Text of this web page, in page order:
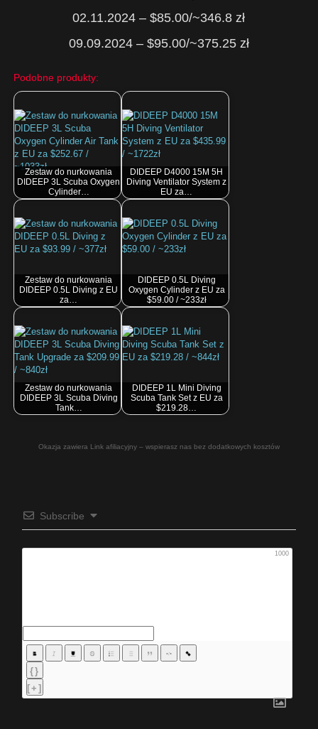
02.11.2024 – $85.00/~346.8 zł
09.09.2024 – $95.00/~375.25 zł
Podobne produkty:
Zestaw do nurkowania
DIDEEP 3L Scuba Oxygen
Cylinder…
DIDEEP D4000 15M 5H
Diving Ventilator System z
EU za…
Zestaw do nurkowania
DIDEEP 0.5L Diving z EU
za…
DIDEEP 0.5L Diving
Oxygen Cylinder z EU za
$59.00 / ~233zł
Zestaw do nurkowania
DIDEEP 3L Scuba Diving
Tank…
DIDEEP 1L Mini Diving
Scuba Tank Set z EU za
$219.28…
Okazja zawiera Link afiliacyjny – wspierasz nas bez dodatkowych kosztów
Subscribe
1000
{}
[+]